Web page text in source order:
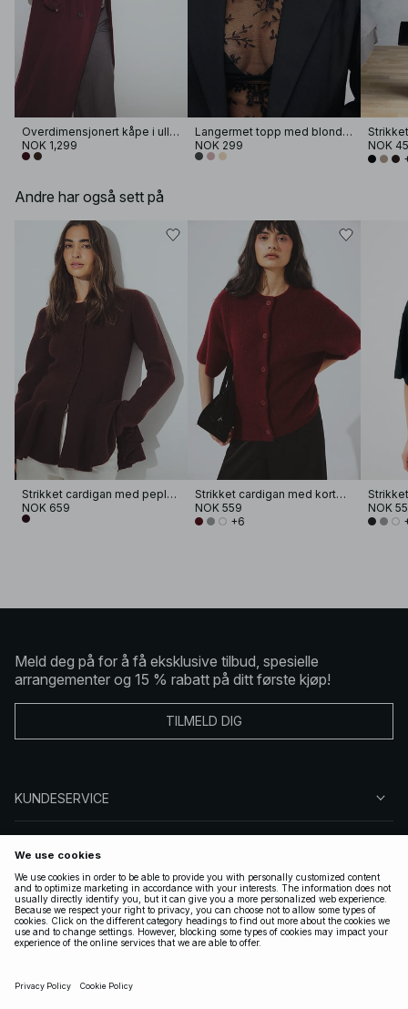
Overdimensjonert kåpe i ullblanding
NOK 1,299
Langermet topp med blonder
NOK 299
NOK
Andre har også sett på
Strikket cardigan med peplum
NOK 659
Strikket cardigan med korte ermer
NOK 559
+6
NOK
Meld deg på for å få eksklusive tilbud, spesielle
arrangementer og 15 % rabatt på ditt første kjøp!
TILMELD DIG
KUNDESERVICE
FØLG OSS
LOVLIG